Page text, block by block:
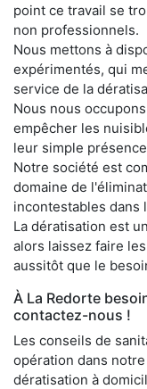
point ce travail se
non professionnels.
Nous mettons à
expérimentés, qui
service de la
Nous nous
empêcher les
leur simple
Notre société est
domaine de
incontestables dans
La dératisation est
alors laissez faire
aussitôt que le
À La Redorte
contactez-nous !
Les conseils de
opération dans
dératisation à